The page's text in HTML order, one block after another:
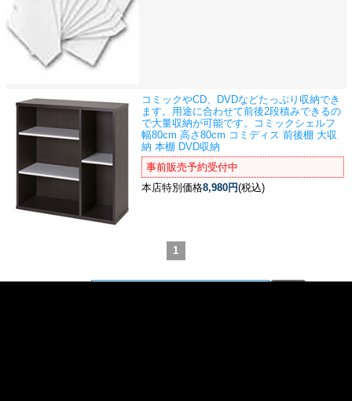
コミックやCD、DVDなどたっぷり収納でき
ます。用途に合わせて前後2段積みできるの
で大量収納が可能です。
コミックシェルフ
幅80cm 高さ80cm コミディス 前後棚 大収
納 本棚 DVD収納
事前販売予約受付中
本店特別価格8,980円(税込)
1